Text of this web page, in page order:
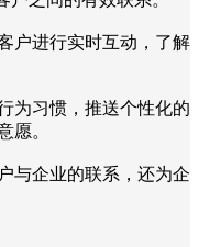
户进行实时互动，了解
为习惯，推送个性化的
愿。
与企业的联系，还为企